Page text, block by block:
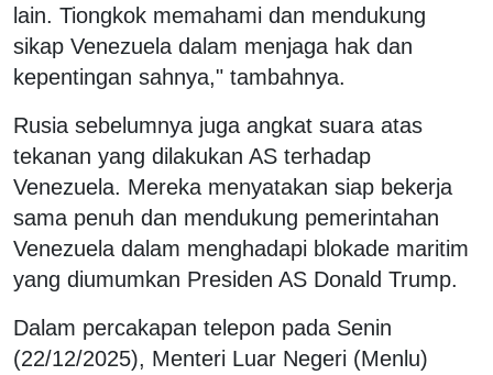
lain. Tiongkok memahami dan mendukung
sikap Venezuela dalam menjaga hak dan
kepentingan sahnya," tambahnya.
Rusia sebelumnya juga angkat suara atas
tekanan yang dilakukan AS terhadap
Venezuela. Mereka menyatakan siap bekerja
sama penuh dan mendukung pemerintahan
Venezuela dalam menghadapi blokade maritim
yang diumumkan Presiden AS Donald Trump.
Dalam percakapan telepon pada Senin
(22/12/2025), Menteri Luar Negeri (Menlu)